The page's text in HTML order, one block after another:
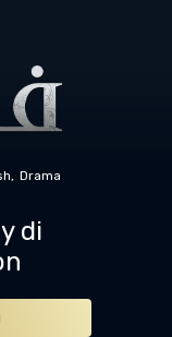
Drama
di